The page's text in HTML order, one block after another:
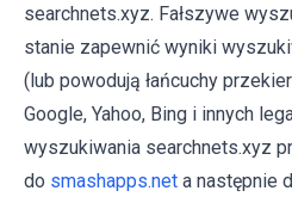
searchnets.xyz. Fałszywe
stanie zapewnić wyniki
(lub powodują łańcuchy
Google, Yahoo, Bing i innych
wyszukiwania searchnets.xyz
do smashapps.net a następnie